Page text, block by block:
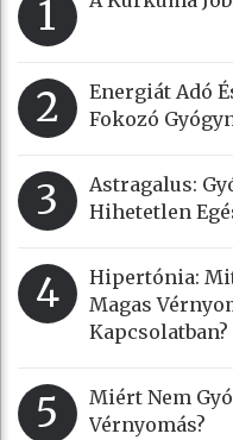
1
2
Energiát Adó
Fokozó
3
Astragalus:
Hihetetlen
4
Hipertónia:
Magas
Kapcsolatban?
5
Miért Nem
Vérnyomás?